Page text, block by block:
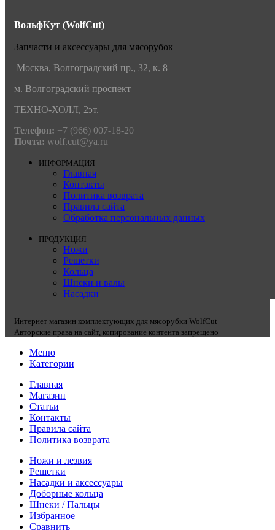
ВольфКут (WolfCut)
Запчасти и аксессуары для мясорубок
Москва, Волгоградский пр., 32, к. 8
м. Волгоградский проспект
ТЕХНО-ХОЛЛ, 2эт.
Телефон: +7 (966) 007-18-20
Почта: wolf.cut@ya.ru
ИНФОРМАЦИЯ
Главная
Контакты
Политика возврата
Правила сайта
Обработка персональных данных
ПРОДУКЦИЯ
Ножи
Решетки
Кольца
Шнеки и валы
Насадки
Интернет магазин комплектующих для мясорубки WolfCut
Авторские права на сайт, копирование контента запрещено
Меню
Категории
Главная
Магазин
Статьи
Контакты
Правила сайта
Политика возврата
Ножи и лезвия
Решетки
Насадки и аксессуары
Доборные кольца
Шнеки / Пальцы
Избранное
Сравнить